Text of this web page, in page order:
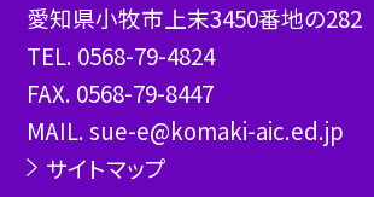
愛知県小牧市上末3450番地の282
TEL. 0568-79-4824
FAX. 0568-79-8447
MAIL. sue-e@komaki-aic.ed.jp
サイトマップ